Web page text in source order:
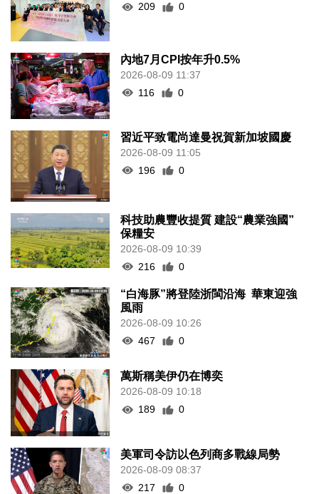
209
0
內地7月CPI按年升0.5%
2026-08-09 11:37
116
0
習近平致電尚達曼祝賀新加坡國慶
2026-08-09 11:05
196
0
科技助農豐收提質 建設“農業強國”
保糧安
2026-08-09 10:39
216
0
“白海豚”將登陸浙閩沿海 華東迎強
風雨
2026-08-09 10:26
467
0
萬斯稱美伊仍在博奕
2026-08-09 10:18
189
0
美軍司令訪以色列商多戰線局勢
2026-08-09 08:37
217
0